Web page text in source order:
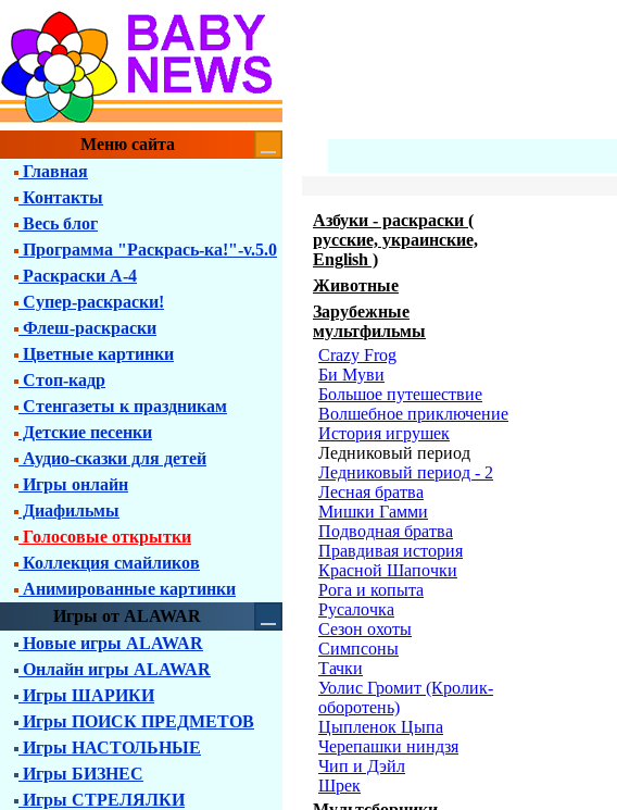
Меню сайта
Главная
Контакты
Весь блог
Программа "Раскрась-ка!"-v.5.0
Раскраски А-4
Супер-раскраски!
Флеш-раскраски
Цветные картинки
Стоп-кадр
Стенгазеты к праздникам
Детские песенки
Аудио-сказки для детей
Игры онлайн
Диафильмы
Голосовые открытки
Коллекция смайликов
Анимированные картинки
Игры от ALAWAR
Новые игры ALAWAR
Онлайн игры ALAWAR
Игры ШАРИКИ
Игры ПОИСК ПРЕДМЕТОВ
Игры НАСТОЛЬНЫЕ
Игры БИЗНЕС
Игры СТРЕЛЯЛКИ
Азбуки - раскраски (
русские, украинские,
English )
Животные
Зарубежные
мультфильмы
Crazy Frog
Би Муви
Большое путешествие
Волшебное приключение
История игрушек
Ледниковый период
Ледниковый период - 2
Лесная братва
Мишки Гамми
Подводная братва
Правдивая история
Красной Шапочки
Рога и копыта
Русалочка
Сезон охоты
Симпсоны
Тачки
Уолис Громит (Кролик-
оборотень)
Цыпленок Цыпа
Черепашки ниндзя
Чип и Дэйл
Шрек